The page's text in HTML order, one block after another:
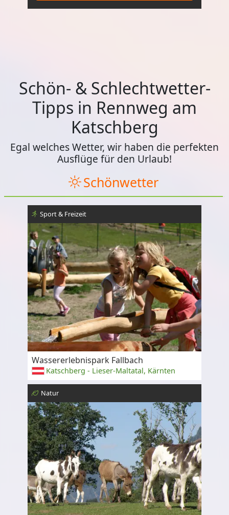
Schön- & Schlechtwetter-
Tipps in Rennweg am
Katschberg
Egal welches Wetter, wir haben die perfekten
Ausflüge für den Urlaub!
Schönwetter
Sport & Freizeit
Wassererlebnispark Fallbach
Katschberg - Lieser-Maltatal, Kärnten
Natur